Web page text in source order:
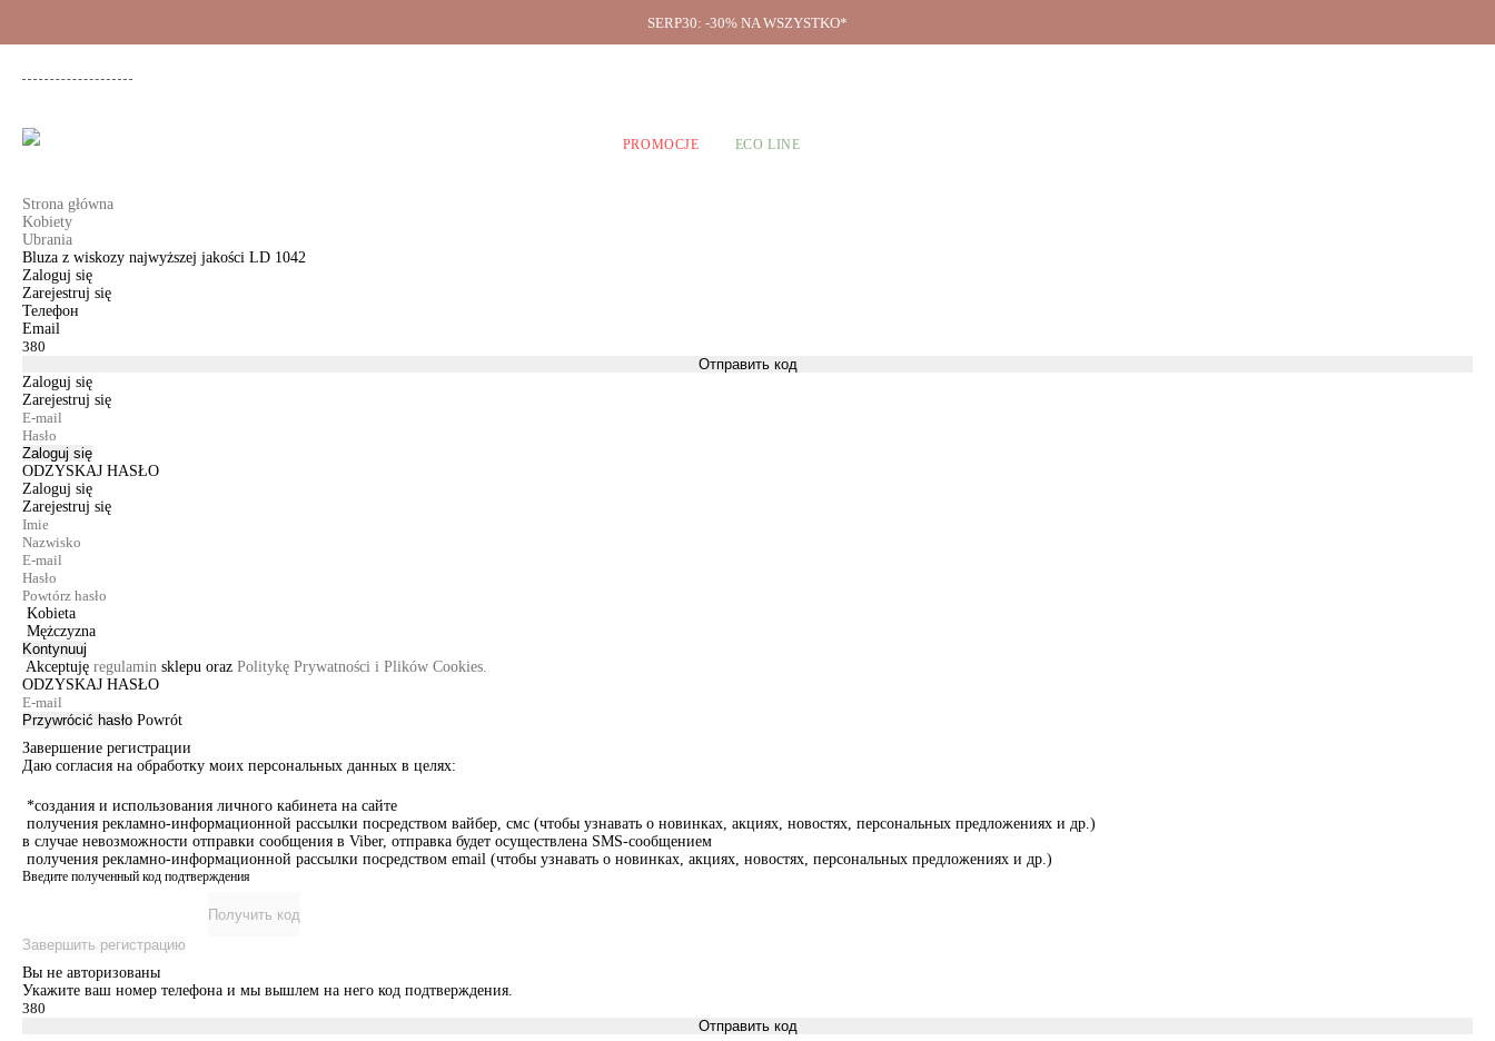
SERP30: -30% NA WSZYSTKO*
PROMOCJE ECO LINE
Strona główna
Kobiety
Ubrania
Bluza z wiskozy najwyższej jakości LD 1042
Zaloguj się
Zarejestruj się
Телефон
Email
Отправить код
Zaloguj się
Zarejestruj się
Zaloguj się
ODZYSKAJ HASŁO
Zaloguj się
Zarejestruj się
Kobieta
Mężczyzna
Kontynuuj
Akceptuję regulamin sklepu oraz Politykę Prywatności i Plików Cookies.
ODZYSKAJ HASŁO
Przywrócić hasło Powrót
Завершение регистрации
Даю согласия на обработку моих персональных данных в целях:
*создания и использования личного кабинета на сайте
получения рекламно-информационной рассылки посредством вайбер, смс (чтобы узнавать о новинках, акциях, новостях, персональных предложениях и др.)
в случае невозможности отправки сообщения в Viber, отправка будет осуществлена SMS-сообщением
получения рекламно-информационной рассылки посредством email (чтобы узнавать о новинках, акциях, новостях, персональных предложениях и др.)
Введите полученный код подтверждения
Получить код
Завершить регистрацию
Вы не авторизованы
Укажите ваш номер телефона и мы вышлем на него код подтверждения.
Отправить код